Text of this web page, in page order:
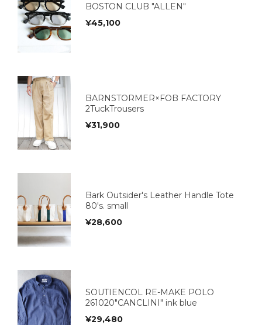
BOSTON CLUB "ALLEN"
¥45,100
BARNSTORMER×FOB FACTORY
2TuckTrousers
¥31,900
Bark Outsider's Leather Handle Tote
80's. small
¥28,600
SOUTIENCOL RE-MAKE POLO
261020"CANCLINI" ink blue
¥29,480